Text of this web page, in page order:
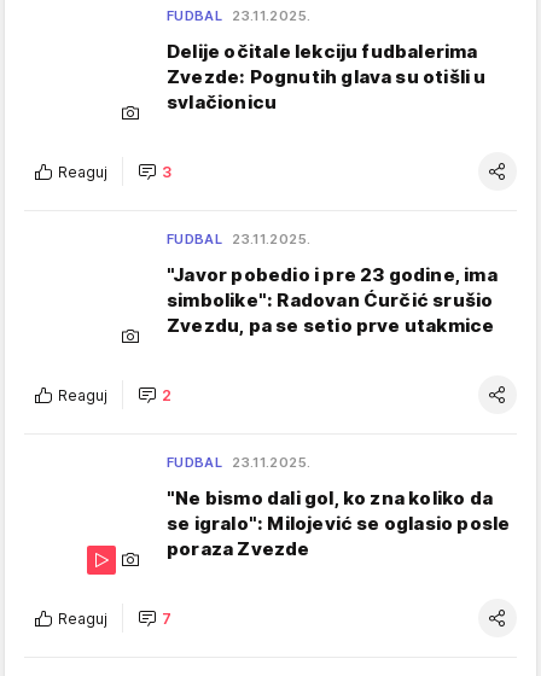
FUDBAL 23.11.2025.
Delije očitale lekciju fudbalerima
Zvezde: Pognutih glava su otišli u
svlačionicu
Reaguj 3
FUDBAL 23.11.2025.
"Javor pobedio i pre 23 godine, ima
simbolike": Radovan Ćurčić srušio
Zvezdu, pa se setio prve utakmice
Reaguj 2
FUDBAL 23.11.2025.
"Ne bismo dali gol, ko zna koliko da
se igralo": Milojević se oglasio posle
poraza Zvezde
Reaguj 7